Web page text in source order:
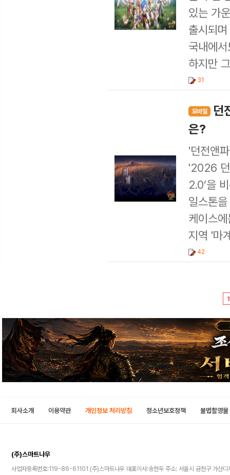
있는 가
출시되
국내에
하지만
31
모바일
던
은?
'던전앤
'2026 던
2.0’을
일스톤
케이스
지역 '마
42
1
회사소개 이용약관 개인정보 처리방침 청소년보호정책 불법촬영
(주)스마트나우
사업자등록번호:119-86-61101 (주)스마트나우 대표이사:송현두 주소: 서울시 금천구